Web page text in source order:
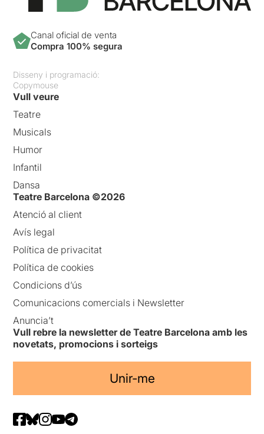
Canal oficial de venta
Compra 100% segura
Disseny i programació:
Copymouse
Vull veure
Teatre
Musicals
Humor
Infantil
Dansa
Teatre Barcelona ©2026
Atenció al client
Avís legal
Política de privacitat
Política de cookies
Condicions d’ús
Comunicacions comercials i Newsletter
Anuncia’t
Vull rebre la newsletter de Teatre Barcelona amb les
novetats, promocions i sorteigs
Unir-me